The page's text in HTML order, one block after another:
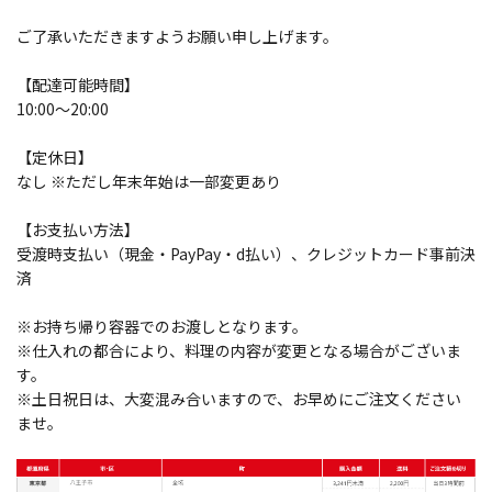
ご了承いただきますようお願い申し上げます。
【配達可能時間】
10:00～20:00
【定休日】
なし ※ただし年末年始は一部変更あり
【お支払い方法】
受渡時支払い（現金・PayPay・d払い）、クレジットカード事前決
済
※お持ち帰り容器でのお渡しとなります。
※仕入れの都合により、料理の内容が変更となる場合がございま
す。
※土日祝日は、大変混み合いますので、お早めにご注文ください
ませ。